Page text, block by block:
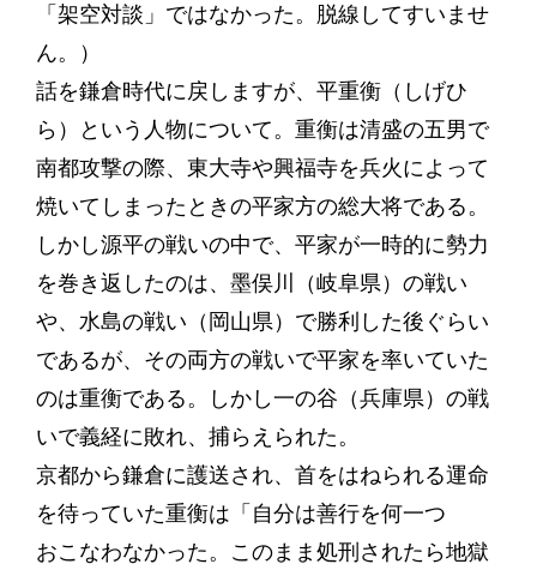
「架空対談」ではなかった。脱線してすいませ
ん。）
話を鎌倉時代に戻しますが、平重衡（しげひ
ら）という人物について。重衡は清盛の五男で
南都攻撃の際、東大寺や興福寺を兵火によって
焼いてしまったときの平家方の総大将である。
しかし源平の戦いの中で、平家が一時的に勢力
を巻き返したのは、墨俣川（岐阜県）の戦い
や、水島の戦い（岡山県）で勝利した後ぐらい
であるが、その両方の戦いで平家を率いていた
のは重衡である。しかし一の谷（兵庫県）の戦
いで義経に敗れ、捕らえられた。
京都から鎌倉に護送され、首をはねられる運命
を待っていた重衡は「自分は善行を何一つ
おこなわなかった。このまま処刑されたら地獄